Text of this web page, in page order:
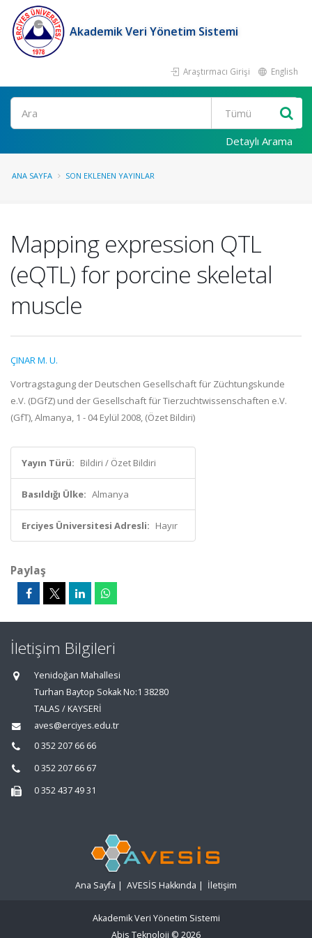
Akademik Veri Yönetim Sistemi
Araştırmacı Girişi English
Ara
Detaylı Arama
ANA SAYFA SON EKLENEN YAYINLAR
Mapping expression QTL
(eQTL) for porcine skeletal
muscle
ÇINAR M. U.
Vortragstagung der Deutschen Gesellschaft für Züchtungskunde
e.V. (DGfZ) und der Gesellschaft für Tierzuchtwissenschaften e.V.
(GfT), Almanya, 1 - 04 Eylül 2008, (Özet Bildiri)
Yayın Türü: Bildiri / Özet Bildiri
Basıldığı Ülke: Almanya
Erciyes Üniversitesi Adresli: Hayır
Paylaş
İletişim Bilgileri
Yenidoğan Mahallesi
Turhan Baytop Sokak No:1 38280
TALAS / KAYSERİ
aves@erciyes.edu.tr
0 352 207 66 66
0 352 207 66 67
0 352 437 49 31
Ana Sayfa | AVESİS Hakkında | İletişim
Akademik Veri Yönetim Sistemi
Abis Teknoloji © 2026